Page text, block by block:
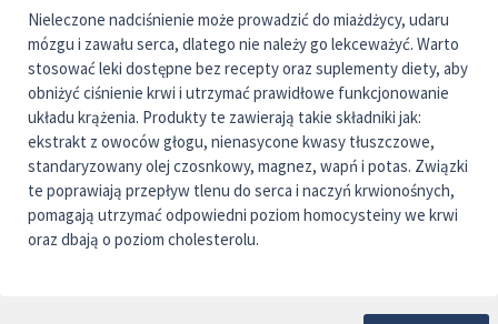
Nieleczone nadciśnienie może prowadzić do miażdżycy, udaru
mózgu i zawału serca, dlatego nie należy go lekceważyć. Warto
stosować leki dostępne bez recepty oraz suplementy diety, aby
obniżyć ciśnienie krwi i utrzymać prawidłowe funkcjonowanie
układu krążenia. Produkty te zawierają takie składniki jak:
ekstrakt z owoców głogu, nienasycone kwasy tłuszczowe,
standaryzowany olej czosnkowy, magnez, wapń i potas. Związki
te poprawiają przepływ tlenu do serca i naczyń krwionośnych,
pomagają utrzymać odpowiedni poziom homocysteiny we krwi
oraz dbają o poziom cholesterolu.